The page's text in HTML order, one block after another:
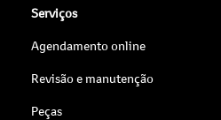
Serviços
Agendamento online
Revisão e manutenção
Peças